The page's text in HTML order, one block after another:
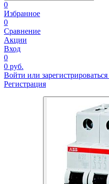
0
Избранное
0
Сравнение
Акции
Вход
0
0 руб.
Войти или зарегистрироваться
Регистрация